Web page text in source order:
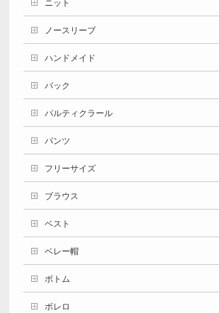
ニット
ノースリーブ
ハンドメイド
バック
パルティクラール
パンツ
フリーサイズ
ブラウス
ベスト
ベレー帽
ボトム
ボレロ